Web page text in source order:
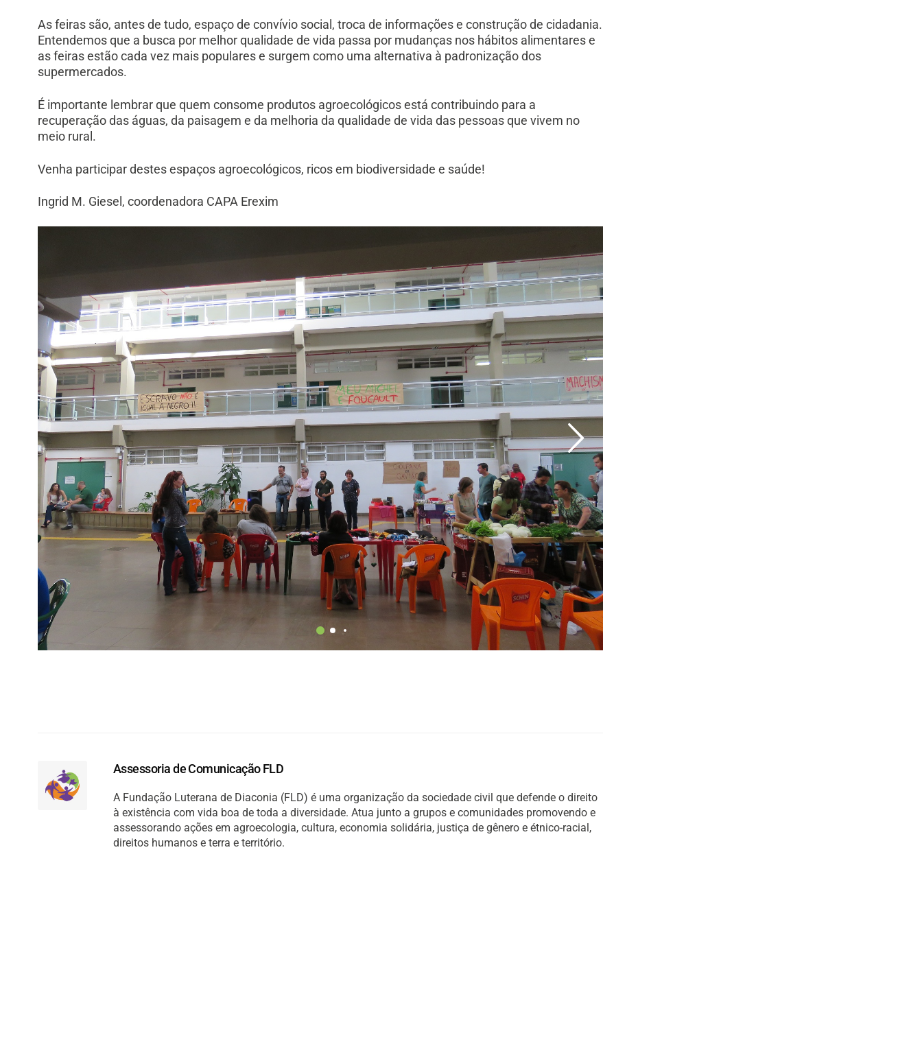
As feiras são, antes de tudo, espaço de convívio social, troca de informações e construção de cidadania.
Entendemos que a busca por melhor qualidade de vida passa por mudanças nos hábitos alimentares e
as feiras estão cada vez mais populares e surgem como uma alternativa à padronização dos
supermercados.
É importante lembrar que quem consome produtos agroecológicos está contribuindo para a
recuperação das águas, da paisagem e da melhoria da qualidade de vida das pessoas que vivem no
meio rural.
Venha participar destes espaços agroecológicos, ricos em biodiversidade e saúde!
Ingrid M. Giesel, coordenadora CAPA Erexim
Assessoria de Comunicação FLD
A Fundação Luterana de Diaconia (FLD) é uma organização da sociedade civil que defende o direito
à existência com vida boa de toda a diversidade. Atua junto a grupos e comunidades promovendo e
assessorando ações em agroecologia, cultura, economia solidária, justiça de gênero e étnico-racial,
direitos humanos e terra e território.